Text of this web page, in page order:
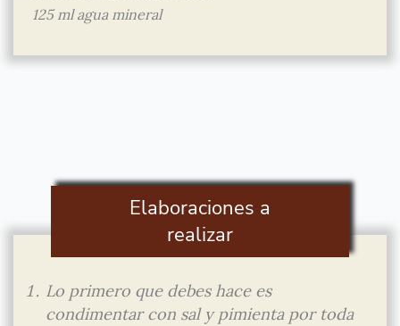
125 ml agua mineral
Elaboraciones a
realizar
Lo primero que debes hace es
condimentar con sal y pimienta por toda